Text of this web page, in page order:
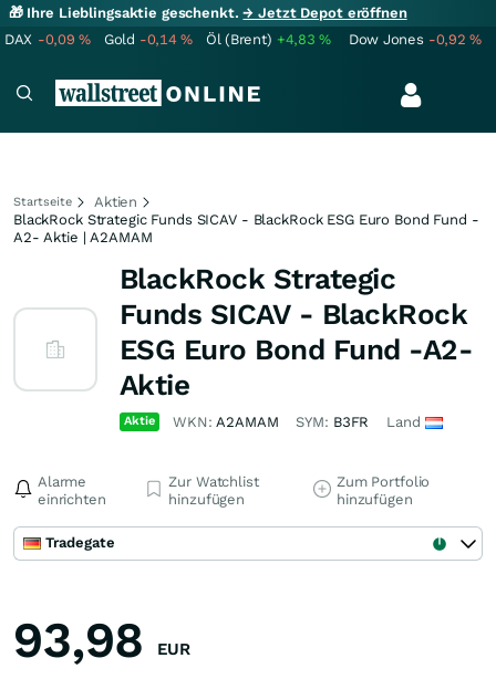
🎁 Ihre Lieblingsaktie geschenkt.→ Jetzt Depot eröffnen
DAX -0,09% Gold -0,14% Öl (Brent) +4,83% Dow Jones -0,92%
Startseite
Aktien
BlackRock Strategic Funds SICAV - BlackRock ESG Euro Bond Fund -
A2- Aktie | A2AMAM
BlackRock Strategic
Funds SICAV - BlackRock
ESG Euro Bond Fund -A2-
Aktie
Aktie WKN:A2AMAM SYM: B3FR Land
Alarme
einrichten
Zur Watchlist
hinzufügen
Zum Portfolio
hinzufügen
Tradegate
93,98 EUR